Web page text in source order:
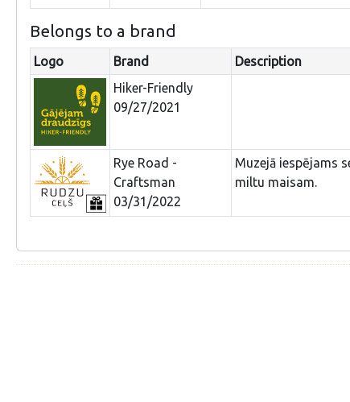
Belongs to a brand
Logo Brand
Description
Hiker-Friendly
09/27/2021
Rye Road -
Craftsman
03/31/2022
Muzejā iespējams
miltu maisam.